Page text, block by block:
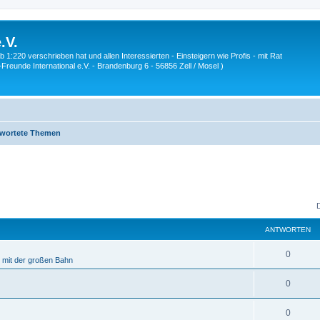
verschrieben hat und allen Interessierten - Einsteigern wie Profis - mit Rat
International e.V. - Brandenburg 6 - 56856 Zell / Mosel )
Themen
ANTWORTEN
der großen Bahn
0A
n
w
0A
n
0A